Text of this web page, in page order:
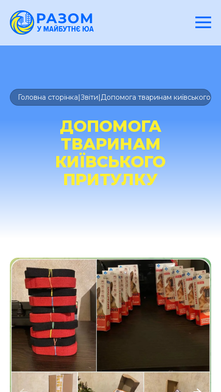
Головна сторінка|Звіти|Допомога тваринам київського
ДОПОМОГА
ТВАРИНАМ
КИЇВСЬКОГО
ПРИТУЛКУ